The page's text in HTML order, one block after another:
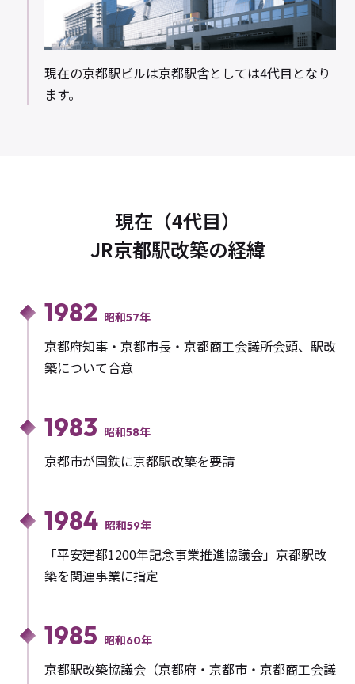
現在の京都駅ビルは京都駅舎としては4代目となり
ます。
現在（4代目）
JR京都駅改築の経緯
1982 昭和57年
京都府知事・京都市長・京都商工会議所会頭、駅改
築について合意
1983 昭和58年
京都市が国鉄に京都駅改築を要請
1984 昭和59年
「平安建都1200年記念事業推進協議会」京都駅改
築を関連事業に指定
1985 昭和60年
京都駅改築協議会（京都府・京都市・京都商工会議